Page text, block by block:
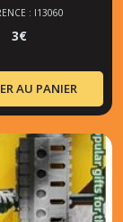
: l13060
3€
AU PANIER